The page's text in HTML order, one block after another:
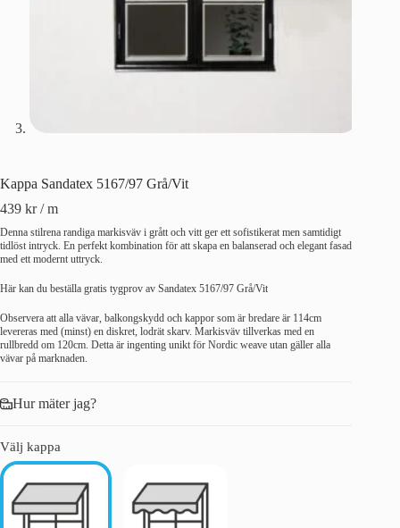
Kappa Sandatex 5167/97 Grå/Vit
439 kr / m
Denna stilrena randiga markisväv i grått och vitt ger ett sofistikerat men samtidigt
tidlöst intryck. En perfekt kombination för att skapa en balanserad och elegant fasad
med ett modernt uttryck.
Här kan du beställa gratis tygprov av Sandatex 5167/97 Grå/Vit
Observera att alla vävar, balkongskydd och kappor som är bredare är 114cm
levereras med (minst) en diskret, lodrät skarv. Markisväv tillverkas med en
rullbredd om 120cm. Detta är ingenting unikt för Nordic weave utan gäller alla
vävar på marknaden.
Hur mäter jag?
Välj kappa